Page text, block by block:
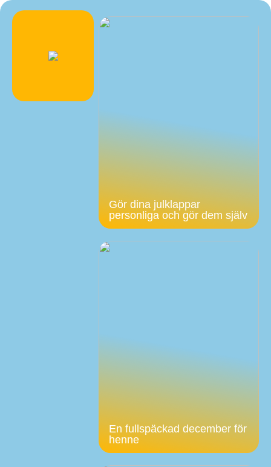
Gör dina julklappar
personliga och gör dem själv
En fullspäckad december för
henne